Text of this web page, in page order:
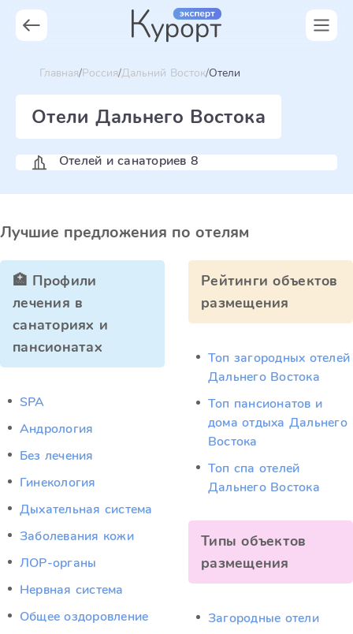
Главная Россия Дальний Восток Отели
Отели Дальнего Востока
Отелей и санаториев 8
Лучшие предложения по отелям
🏥 Профили
лечения в
санаториях и
пансионатах
SPA
Андрология
Без лечения
Гинекология
Дыхательная система
Заболевания кожи
ЛОР-органы
Нервная система
Общее оздоровление
Рейтинги объектов
размещения
Топ загородных отелей
Дальнего Востока
Топ пансионатов и
дома отдыха Дальнего
Востока
Топ спа отелей
Дальнего Востока
Типы объектов
размещения
Загородные отели